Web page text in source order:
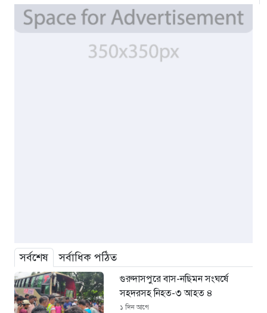
সর্বশেষ সর্বাধিক পঠিত
গুরুদাসপুরে বাস-নছিমন সংঘর্ষে
সহদরসহ নিহত-৩ আহত ৪
১ দিন আগে